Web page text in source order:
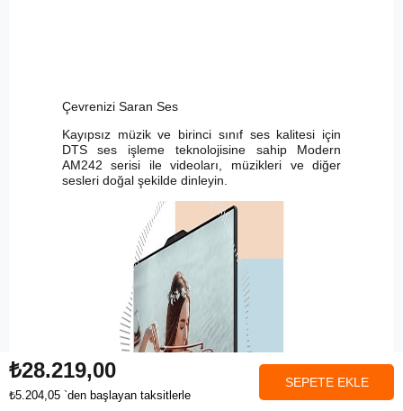
₺28.219,00
₺5.204,05 `den başlayan taksitlerle
Çevrenizi Saran Ses
Kayıpsız müzik ve birinci sınıf ses kalitesi için
DTS ses işleme teknolojisine sahip Modern
AM242 serisi ile videoları, müzikleri ve diğer
sesleri doğal şekilde dinleyin.
Anasayfa Favorilerim Sepetim